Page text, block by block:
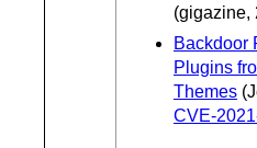
(gigazine,
Backdoor
Plugins
Themes
CVE-